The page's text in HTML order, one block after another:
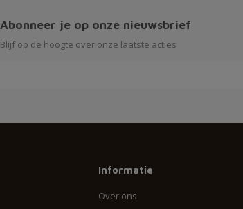
Abonneer je op onze nieuwsbrief
Blijf op de hoogte over onze laatste acties
Informatie
Over ons